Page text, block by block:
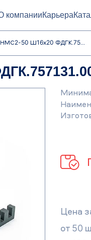
компанииКарьера
50 Ш16х20 ФДГК.75...
Цена
от 50